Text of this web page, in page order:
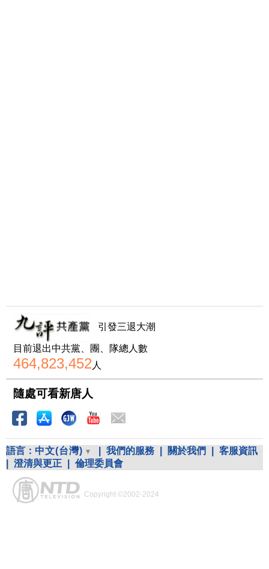
引發三退大潮
目前退出中共黨、團、隊總人數
464,823,452 人
隨處可看新唐人
語言： 中文(台灣) 我們的服務 關於我們
客服資訊
澄清與更正 倫理委員會
Copyright ©2002-2024